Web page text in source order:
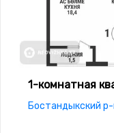
1-комнатная
Бостандыкский